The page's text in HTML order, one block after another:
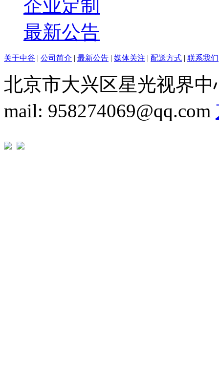
企业定制
最新公告
关于中谷 | 公司简介 | 最新公告 | 媒体关注 | 配送方式 | 联系我们
北京市大兴区星光视界中
mail: 958274069@qq.com